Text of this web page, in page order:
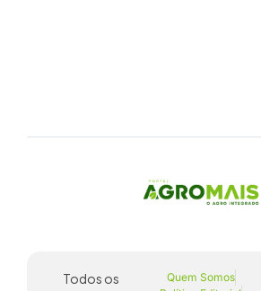
Todos os
Quem Somos